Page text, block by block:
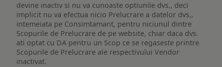
devine inactiv si nu va cunoaste optiunile dvs., deci
implicit nu va efectua nicio Prelucrare a datelor dvs.,
intemeiata pe Consimtamant, pentru niciunul dintre
Scopurile de Prelucrare de pe website, chiar daca dvs.
ati optat cu DA pentru un Scop ce se regaseste printre
Scopurile de Prelucrare ale respectivului Vendor
inactivat.